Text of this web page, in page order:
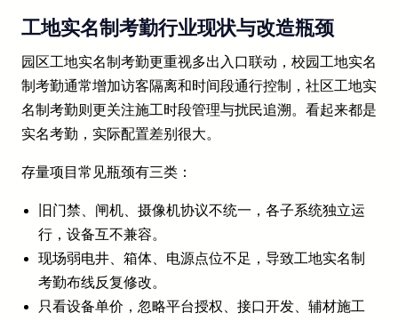
工地实名制考勤行业现状与改造瓶颈
园区工地实名制考勤更重视多出入口联动，校园工地实名
制考勤通常增加访客隔离和时间段通行控制，社区工地实
名制考勤则更关注施工时段管理与扰民追溯。看起来都是
实名考勤，实际配置差别很大。
存量项目常见瓶颈有三类：
旧门禁、闸机、摄像机协议不统一，各子系统独立运
行，设备互不兼容。
现场弱电井、箱体、电源点位不足，导致工地实名制
考勤布线反复修改。
只看设备单价，忽略平台授权、接口开发、辅材施工